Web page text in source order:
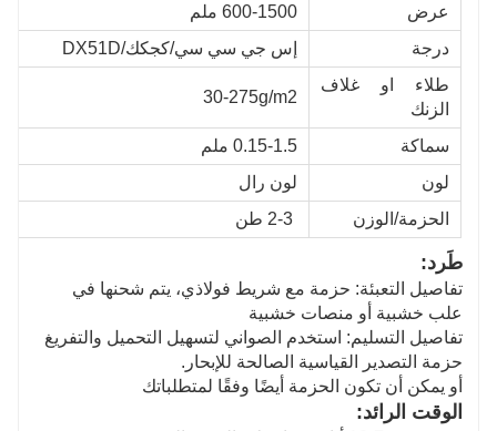
عرض
600-1500 ملم
درجة
إس جي سي سي/كجكك/DX51D
طلاء او غلاف
الزنك
30-275g/m2
سماكة
0.15-1.5 ملم
لون
لون رال
الحزمة/الوزن
طَرد:
تفاصيل التعبئة: حزمة مع شريط فولاذي، يتم شحنها في
علب خشبية أو منصات خشبية
تفاصيل التسليم: استخدم الصواني لتسهيل التحميل والتفريغ
حزمة التصدير القياسية الصالحة للإبحار.
أو يمكن أن تكون الحزمة أيضًا وفقًا لمتطلباتك
الوقت الرائد: